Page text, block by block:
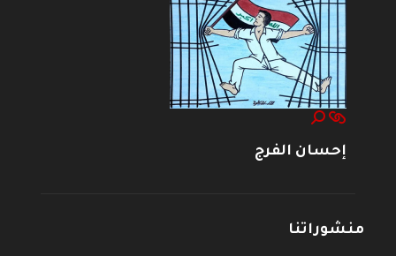
إحسان الفرج
منشوراتنا